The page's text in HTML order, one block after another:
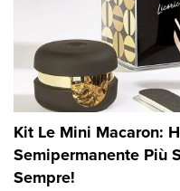
Kit Le Mini Macaron:
Semipermanente Più
Sempre!